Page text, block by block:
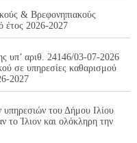
& Βρεφονηπιακούς
έτος 2026-2027
υπ’ αριθ. 24146/03-07-2026
σε υπηρεσίες καθαρισμού
2027
υπηρεσιών του Δήμου Ιλίου
το Ίλιον και ολόκληρη την